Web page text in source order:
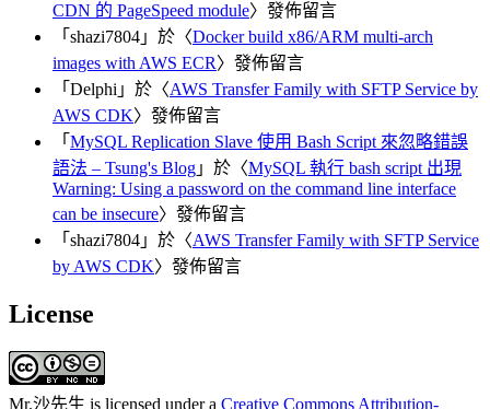
CDN 的 PageSpeed module〉發佈留言
「 shazi7804 」於〈Docker build x86/ARM multi-arch
images with AWS ECR〉發佈留言
「 Delphi 」於〈AWS Transfer Family with SFTP Service by
AWS CDK〉發佈留言
「 MySQL Replication Slave 使用 Bash Script 來忽略錯誤
語法 – Tsung's Blog 」於〈MySQL 執行 bash script 出現
Warning: Using a password on the command line interface
can be insecure〉發佈留言
「 shazi7804 」於〈AWS Transfer Family with SFTP Service
by AWS CDK〉發佈留言
License
Mr.沙先生 is licensed under a Creative Commons Attribution-